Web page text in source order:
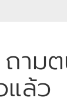
ถาม
ล้ว